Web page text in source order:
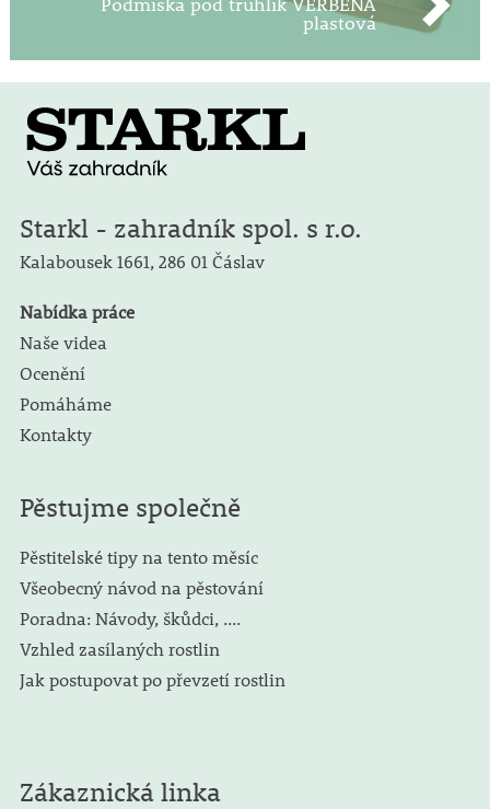
Podmiska pod truhlík VERBENA
plastová
Starkl - zahradník spol. s r.o.
Kalabousek 1661, 286 01 Čáslav
Nabídka práce
Naše videa
Ocenění
Pomáháme
Kontakty
Pěstujme společně
Pěstitelské tipy na tento měsíc
Všeobecný návod na pěstování
Poradna: Návody, škůdci, ....
Vzhled zasílaných rostlin
Jak postupovat po převzetí rostlin
Zákaznická linka